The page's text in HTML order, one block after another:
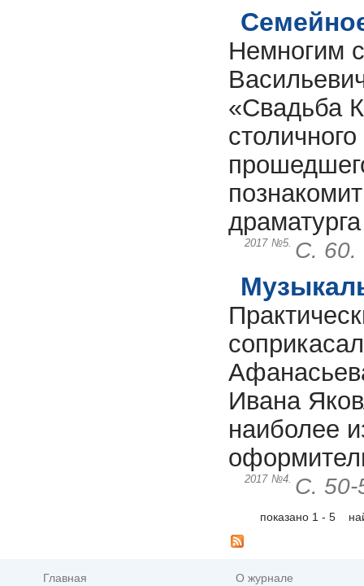
Немногим
«Свадьба
2017 №5. С. 60.
Ивана
наиболее
2017 №4. С. 50-
показано 1 - 5
Главная
О журнале